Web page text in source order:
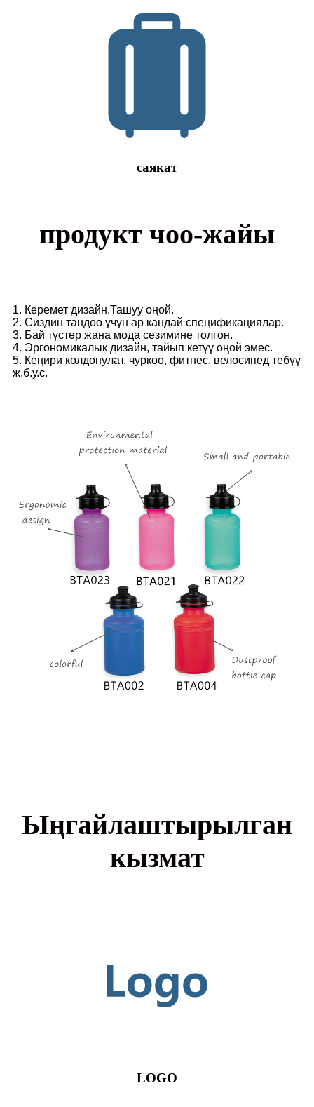
саякат
продукт чоо-жайы
1. Керемет дизайн.Ташуу оңой.
2. Сиздин тандоо үчүн ар кандай спецификациялар.
3. Бай түстөр жана мода сезимине толгон.
4. Эргономикалык дизайн, тайып кетүү оңой эмес.
5. Кеңири колдонулат, чуркоо, фитнес, велосипед тебүү
ж.б.у.с.
Ыңгайлаштырылган
кызмат
LOGO